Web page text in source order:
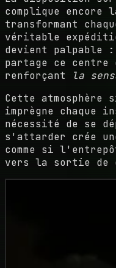
complique encore
transformant
véritable
devient palpable :
partage ce
renforçant
la
Cette
imprègne chaque
nécessité de se
s'attarder crée
comme si
vers la sortie de